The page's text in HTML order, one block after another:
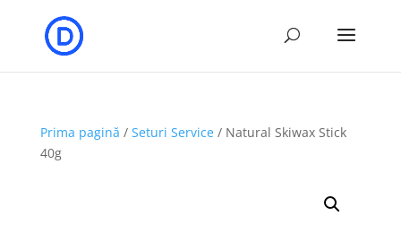
Prima pagină / Seturi Service/ Natural Skiwax Stick
40g